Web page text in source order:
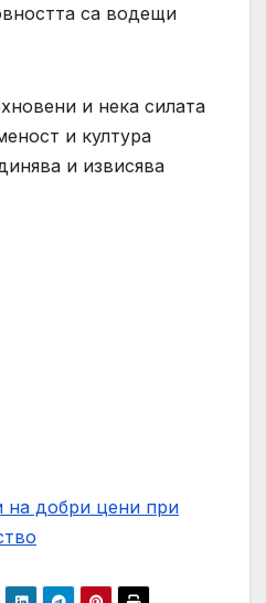
са водещи
и нека силата
и култура
и извисява
на добри цени при